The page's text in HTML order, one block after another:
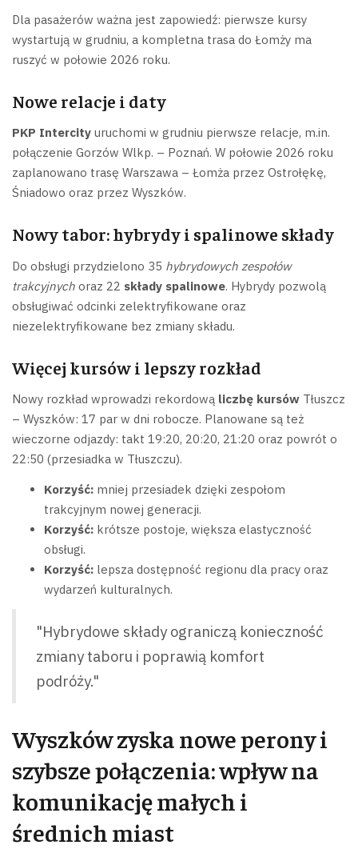
Dla pasażerów ważna jest zapowiedź: pierwsze kursy
wystartują w grudniu, a kompletna trasa do Łomży ma
ruszyć w połowie 2026 roku.
Nowe relacje i daty
PKP Intercity uruchomi w grudniu pierwsze relacje, m.in.
połączenie Gorzów Wlkp. – Poznań. W połowie 2026 roku
zaplanowano trasę Warszawa – Łomża przez Ostrołękę,
Śniadowo oraz przez Wyszków.
Nowy tabor: hybrydy i spalinowe składy
Do obsługi przydzielono 35 hybrydowych zespołów
trakcyjnych oraz 22 składy spalinowe. Hybrydy pozwolą
obsługiwać odcinki zelektryfikowane oraz
niezelektryfikowane bez zmiany składu.
Więcej kursów i lepszy rozkład
Nowy rozkład wprowadzi rekordową liczbę kursów Tłuszcz
– Wyszków: 17 par w dni robocze. Planowane są też
wieczorne odjazdy: takt 19:20, 20:20, 21:20 oraz powrót o
22:50 (przesiadka w Tłuszczu).
Korzyść: mniej przesiadek dzięki zespołom
trakcyjnym nowej generacji.
Korzyść: krótsze postoje, większa elastyczność
obsługi.
Korzyść: lepsza dostępność regionu dla pracy oraz
wydarzeń kulturalnych.
"Hybrydowe składy ograniczą konieczność
zmiany taboru i poprawią komfort
podróży."
Wyszków zyska nowe perony i
szybsze połączenia: wpływ na
komunikację małych i
średnich miast